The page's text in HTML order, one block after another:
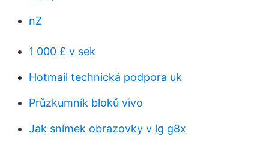
nZ
1 000 £ v sek
Hotmail technická podpora uk
Průzkumník bloků vivo
Jak snímek obrazovky v lg g8x